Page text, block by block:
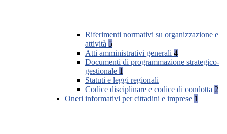
Riferimenti normativi su organizzazione e
attività 5
Atti amministrativi generali 4
Documenti di programmazione strategico-
gestionale 1
Statuti e leggi regionali
Codice disciplinare e codice di condotta 2
Oneri informativi per cittadini e imprese 1